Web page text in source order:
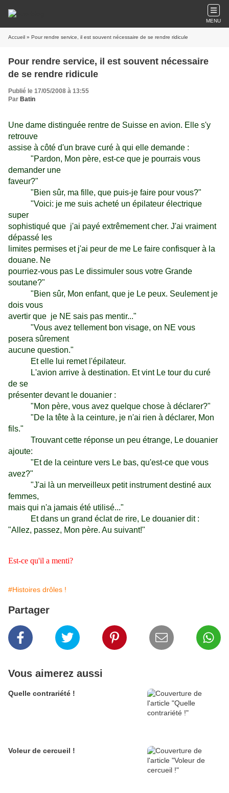
MENU
Accueil » Pour rendre service, il est souvent nécessaire de se rendre ridicule
Pour rendre service, il est souvent nécessaire
de se rendre ridicule
Publié le 17/05/2008 à 13:55
Par Batin
Une dame distinguée rentre de Suisse en avion. Elle s'y
retrouve
assise à côté d'un brave curé à qui elle demande :
"Pardon, Mon père, est-ce que je pourrais vous
demander une
faveur?"
"Bien sûr, ma fille, que puis-je faire pour vous?"
"Voici: je me suis acheté un épilateur électrique
super
sophistiqué que j'ai payé extrêmement cher. J'ai vraiment
dépassé les
limites permises et j'ai peur de me Le faire confisquer à la
douane. Ne
pourriez-vous pas Le dissimuler sous votre Grande
soutane?"
"Bien sûr, Mon enfant, que je Le peux. Seulement je
dois vous
avertir que je NE sais pas mentir..."
"Vous avez tellement bon visage, on NE vous
posera sûrement
aucune question."
Et elle lui remet l'épilateur.
L'avion arrive à destination. Et vint Le tour du curé
de se
présenter devant le douanier :
"Mon père, vous avez quelque chose à déclarer?"
"De la tête à la ceinture, je n'ai rien à déclarer, Mon
fils."
Trouvant cette réponse un peu étrange, Le douanier
ajoute:
"Et de la ceinture vers Le bas, qu'est-ce que vous
avez?"
"J'ai là un merveilleux petit instrument destiné aux
femmes,
mais qui n'a jamais été utilisé..."
Et dans un grand éclat de rire, Le douanier dit :
"Allez, passez, Mon père. Au suivant!"
Est-ce qu'il a menti?
#Histoires drôles !
Partager
Vous aimerez aussi
Quelle contrariété !
Voleur de cercueil !